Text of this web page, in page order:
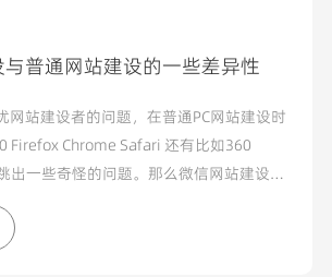
普通网站建设的一些差异性
网站建设者的问题，在普通PC网站建设时
Chrome Safari 还有比如360
出一些奇怪的问题。那么微信网站建设是
了呢？答案是需要考虑，但不像传统网站
兼容问题...